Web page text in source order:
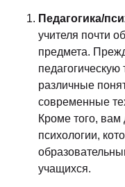
Педагогика/
учителя почти
предмета.
различные
современные
Кроме того, вам
психологии,
учащихся.